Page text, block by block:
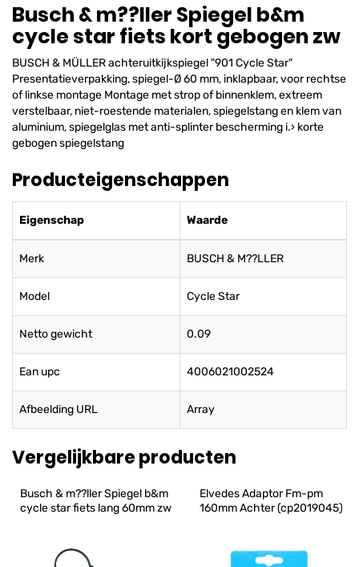
Busch & m??ller Spiegel b&m
cycle star fiets kort gebogen zw
BUSCH & MÜLLER achteruitkijkspiegel "901 Cycle Star"
Presentatieverpakking, spiegel-Ø 60 mm, inklapbaar, voor rechtse
of linkse montage Montage met strop of binnenklem, extreem
verstelbaar, niet-roestende materialen, spiegelstang en klem van
aluminium, spiegelglas met anti-splinter bescherming i.› korte
gebogen spiegelstang
Producteigenschappen
Eigenschap Waarde
Merk BUSCH & M??LLER
Model Cycle Star
Netto gewicht 0.09
Ean upc 4006021002524
Afbeelding URL Array
Vergelijkbare producten
Busch & m??ller Spiegel b&m
cycle star fiets lang 60mm zw
Elvedes Adaptor Fm-pm
160mm Achter (cp2019045)